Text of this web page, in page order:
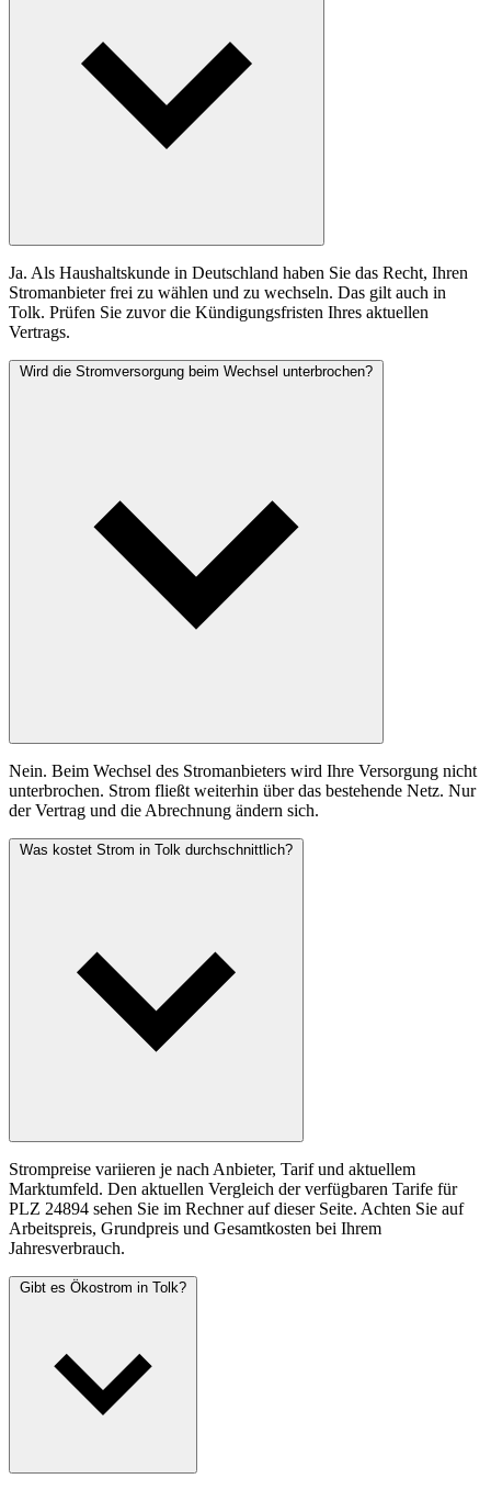
Ja. Als Haushaltskunde in Deutschland haben Sie das Recht, Ihren
Stromanbieter frei zu wählen und zu wechseln. Das gilt auch in
Tolk. Prüfen Sie zuvor die Kündigungsfristen Ihres aktuellen
Vertrags.
Wird die Stromversorgung beim Wechsel unterbrochen?
Nein. Beim Wechsel des Stromanbieters wird Ihre Versorgung nicht
unterbrochen. Strom fließt weiterhin über das bestehende Netz. Nur
der Vertrag und die Abrechnung ändern sich.
Was kostet Strom in Tolk durchschnittlich?
Strompreise variieren je nach Anbieter, Tarif und aktuellem
Marktumfeld. Den aktuellen Vergleich der verfügbaren Tarife für
PLZ 24894 sehen Sie im Rechner auf dieser Seite. Achten Sie auf
Arbeitspreis, Grundpreis und Gesamtkosten bei Ihrem
Jahresverbrauch.
Gibt es Ökostrom in Tolk?